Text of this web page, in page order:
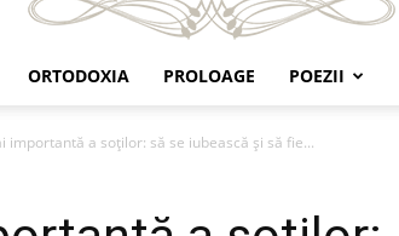
ORTODOXIA PROLOAGE POEZII
importantă a soţilor: să se iubească şi să fie...